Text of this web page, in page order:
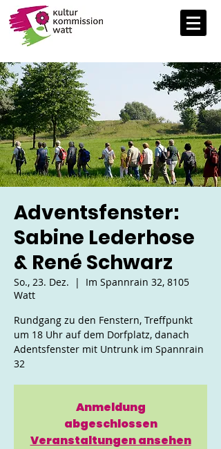
Adventsfenster:
Sabine Lederhose
& René Schwarz
So., 23. Dez.
  |
Im Spannrain 32, 8105
Watt
Rundgang zu den Fenstern, Treffpunkt
um 18 Uhr auf dem Dorfplatz, danach
Adentsfenster mit Untrunk im Spannrain
32
Anmeldung
abgeschlossen
Veranstaltungen ansehen